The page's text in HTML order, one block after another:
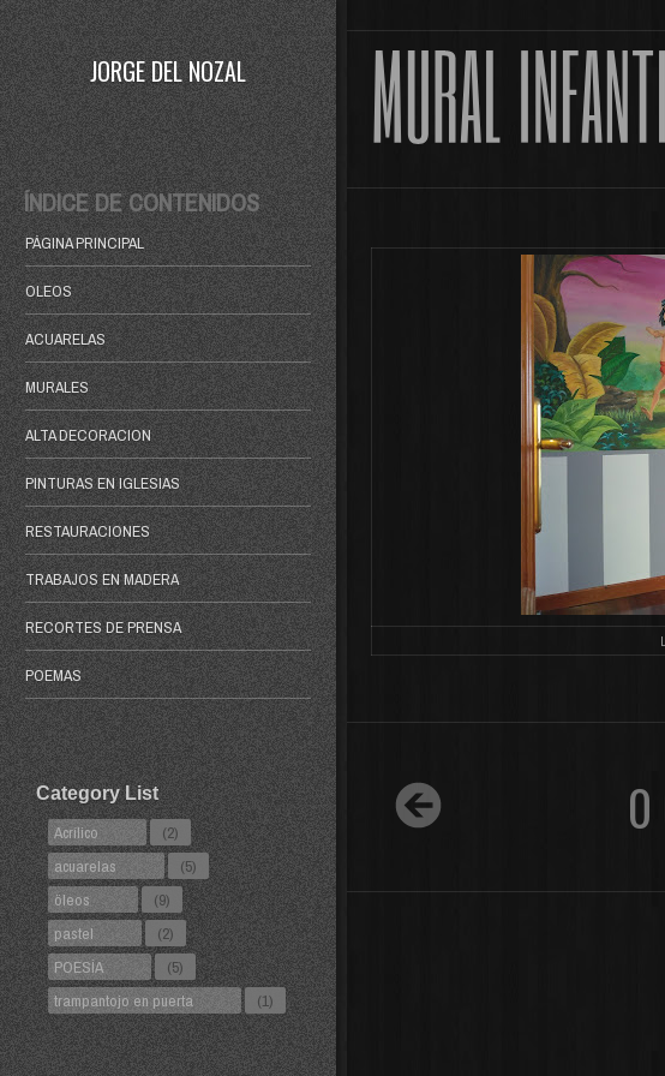
JORGE DEL NOZAL
ÍNDICE DE CONTENIDOS
PÁGINA PRINCIPAL
OLEOS
ACUARELAS
MURALES
ALTA DECORACION
PINTURAS EN IGLESIAS
RESTAURACIONES
TRABAJOS EN MADERA
RECORTES DE PRENSA
POEMAS
Category List
Acrílico
(2)
acuarelas
(5)
öleos
(9)
pastel
(2)
POESÍA
(5)
trampantojo en puerta
(1)
0